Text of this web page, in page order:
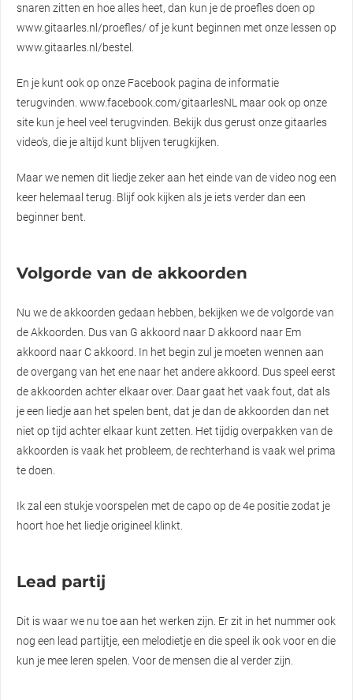
snaren zitten en hoe alles heet, dan kun je de proefles doen op
www.gitaarles.nl/proefles/ of je kunt beginnen met onze lessen op
www.gitaarles.nl/bestel.
En je kunt ook op onze Facebook pagina de informatie
terugvinden. www.facebook.com/gitaarlesNL maar ook op onze
site kun je heel veel terugvinden. Bekijk dus gerust onze gitaarles
video’s, die je altijd kunt blijven terugkijken.
Maar we nemen dit liedje zeker aan het einde van de video nog een
keer helemaal terug. Blijf ook kijken als je iets verder dan een
beginner bent.
Volgorde van de akkoorden
Nu we de akkoorden gedaan hebben, bekijken we de volgorde van
de Akkoorden. Dus van G akkoord naar D akkoord naar Em
akkoord naar C akkoord. In het begin zul je moeten wennen aan
de overgang van het ene naar het andere akkoord. Dus speel eerst
de akkoorden achter elkaar over. Daar gaat het vaak fout, dat als
je een liedje aan het spelen bent, dat je dan de akkoorden dan net
niet op tijd achter elkaar kunt zetten. Het tijdig overpakken van de
akkoorden is vaak het probleem, de rechterhand is vaak wel prima
te doen.
Ik zal een stukje voorspelen met de capo op de 4e positie zodat je
hoort hoe het liedje origineel klinkt.
Lead partij
Dit is waar we nu toe aan het werken zijn. Er zit in het nummer ook
nog een lead partijtje, een melodietje en die speel ik ook voor en die
kun je mee leren spelen. Voor de mensen die al verder zijn.